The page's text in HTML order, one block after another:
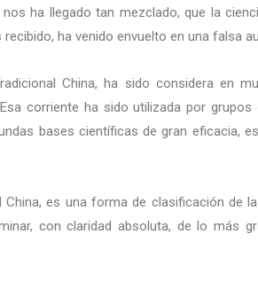
ha llegado tan mezclado, que la
ha venido envuelto en una falsa
China, ha sido considera en
corriente ha sido utilizada por grupos
bases científicas de gran eficacia,
es una forma de clasificación de
con claridad absoluta, de lo más